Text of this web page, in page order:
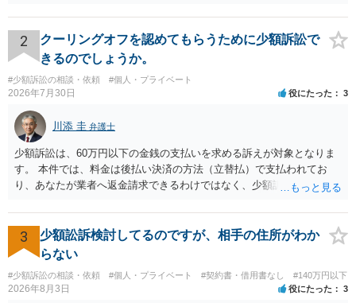
されない場合には、貴殿には任意に返金する意思がないものと判断
し、やむを得ず、返還金23万円及びこれに対する遅延損害金の支払い
を求める民事訴訟、支払督促その他必要な法的手続を直ちに講じま
す。 その際には、訴訟に要する費用その他法令上認められる金員につ
いても併せて請求する予定ですので、あらかじめ申し添えます。 本件
は、貴殿自らが契約を解約したことによって生じた返還義務の履行を
求めるものにすぎません。貴殿の仕入先との取引関係や返金時期など
の内部事情は、私に対する返還義務の発生や履行時期には何ら影響を
及ぼすものではありません。 これ以上、本件の解決を不必要に遅延さ
せることなく、誠意をもって速やかに返金手続を履行されるよう、強
く求めます。 以上
2
クーリングオフを認めてもらうために少額訴訟で
きるのでしょうか。
#少額訴訟の相談・依頼 #個人・プライベート
2026年7月30日 役にたった 3
川添 圭 弁護士
少額訴訟は、60万円以下の金銭の支払いを求める訴えが対象となりま
す。 本件では、料金は後払い決済の方法（立替払）で支払われてお
り、あなたが業者へ返金請求できるわけではなく、少額訴訟は使えな
在確認請求訴訟を提起することも考えられますが、まずは後払い決済
業者へ（原契約のクーリング・オフの証拠の写しとともに）支払拒絶
の通知書を送り、もし訴訟や支払督促を行ってきた場合には全面的に
争う、というやり方がベターではないかと思います。弁護士会の相談
センター等で、消費者問題に強い弁護士（消費者保護委員会に所属し
ているなど）へ相談されることをお勧めします。
3
少額訟訴検討してるのですが、相手の住所がわか
らない
#少額訴訟の相談・依頼 #個人・プライベート #契約書・借用書なし #140万円以下
2026年8月3日 役にたった 3